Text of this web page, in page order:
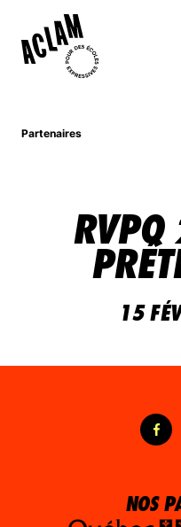
PARTENAIRES
NOUVELLES
NOUS JOINDRE
Partenaires
15
NOS